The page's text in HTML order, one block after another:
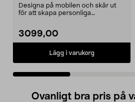
Designa på mobilen och skär ut
för att skapa personliga
3099,00
Lägg i varukorg
Ovanligt bra pris på